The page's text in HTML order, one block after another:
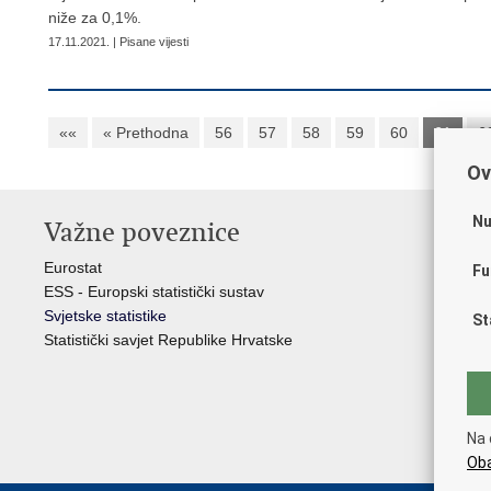
niže za 0,1%.
17.11.2021. | Pisane vijesti
«« « Prethodna 56 57 58 59 60 61
Važne poveznice
Eurostat
ESS - Europski statistički sustav
Svjetske statistike
Statistički savjet Republike Hrvatske